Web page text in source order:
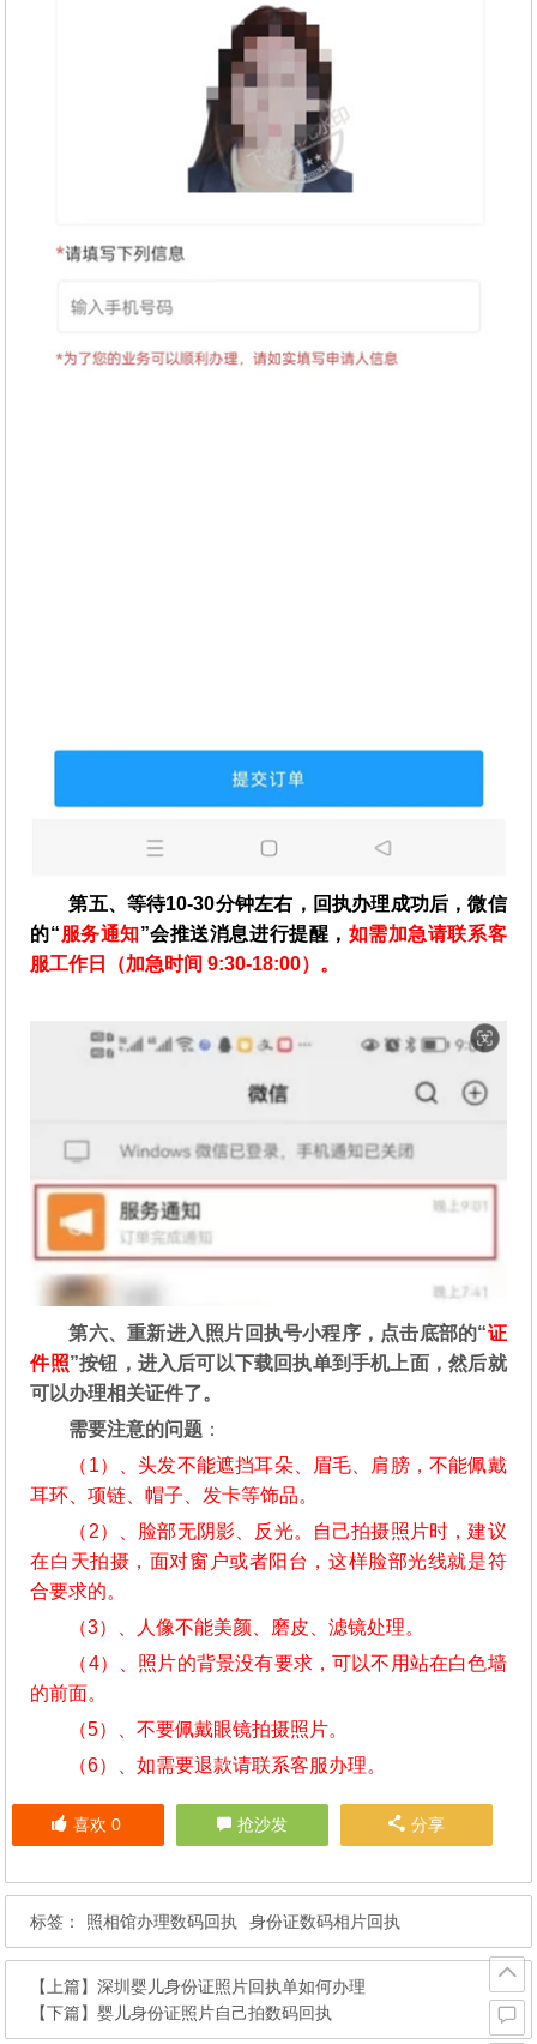
第五、等待10-30分钟左右，回执办理成功后，微信
的“服务通知”会推送消息进行提醒， 如需加急请联系客
服工作日（加急时间 9:30-18:00）。
第六、重新进入照片回执号小程序，点击底部的“证
件照”按钮，进入后可以下载回执单到手机上面，然后就
可以办理相关证件了。
需要注意的问题 ：
（1）、头发不能遮挡耳朵、眉毛、肩膀，不能佩戴
耳环、项链、帽子、发卡等饰品。
（2）、脸部无阴影、反光。自己拍摄照片时，建议
在白天拍摄，面对窗户或者阳台，这样脸部光线就是符
合要求的。
（3）、人像不能美颜、磨皮、滤镜处理。
（4）、照片的背景没有要求，可以不用站在白色墙
的前面。
（5）、不要佩戴眼镜拍摄照片。
（6）、如需要退款请联系客服办理。
喜欢 0 抢沙发 分享
标签： 照相馆办理数码回执 身份证数码相片回执
【上篇】深圳婴儿身份证照片回执单如何办理
【下篇】婴儿身份证照片自己拍数码回执